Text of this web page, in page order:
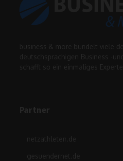
business & more bündelt viele
deutschsprachigen Business -
schafft so ein einmaliges
Partner
netzathleten.de
gesuendernet.de